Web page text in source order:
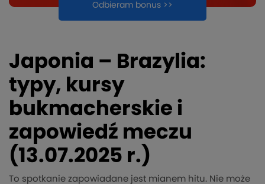
Odbieram bonus >>
Japonia – Brazylia:
typy, kursy
bukmacherskie i
zapowiedź meczu
(13.07.2025 r.)
To spotkanie zapowiadane jest mianem hitu. Nie może